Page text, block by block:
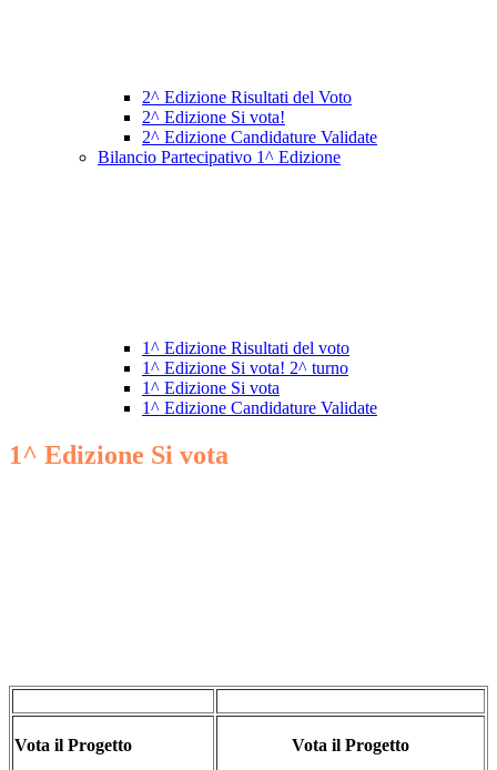
2^ Edizione Risultati del Voto
2^ Edizione Si vota!
2^ Edizione Candidature Validate
Bilancio Partecipativo 1^ Edizione
1^ Edizione Risultati del voto
1^ Edizione Si vota! 2^ turno
1^ Edizione Si vota
1^ Edizione Candidature Validate
1^ Edizione Si vota
Vota il Progetto
Vota il Progetto